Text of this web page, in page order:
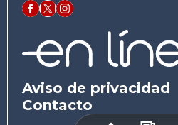
Aviso de privacidad
Contacto